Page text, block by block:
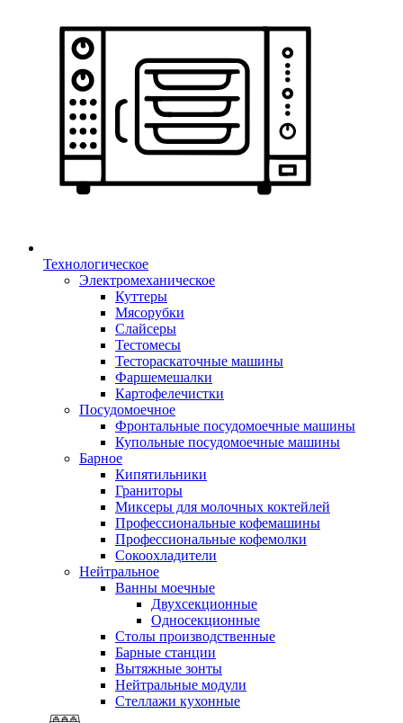
Технологическое
Электромеханическое
Куттеры
Мясорубки
Слайсеры
Тестомесы
Тестораскаточные машины
Фаршемешалки
Картофелечистки
Посудомоечное
Фронтальные посудомоечные машины
Купольные посудомоечные машины
Барное
Кипятильники
Граниторы
Миксеры для молочных коктейлей
Профессиональные кофемашины
Профессиональные кофемолки
Сокоохладители
Нейтральное
Ванны моечные
Двухсекционные
Односекционные
Столы производственные
Барные станции
Вытяжные зонты
Нейтральные модули
Стеллажи кухонные